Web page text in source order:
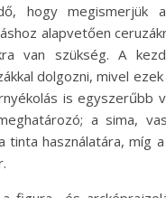
hogy megismerjük
alapvetően
van szükség. A
dolgozni, mivel
is egyszerűbb
a sima,
tinta használatára, míg